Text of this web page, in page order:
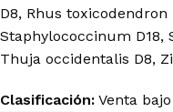
D8, Rhus
Staphylococcinum D18,
Thuja occidentalis D8,
Clasificación: Venta